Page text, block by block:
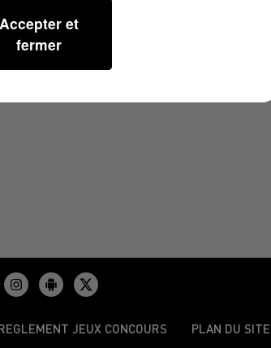
JEUX CONCOURS PLAN DU SITE
Accepter et
fermer